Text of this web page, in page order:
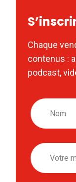
Chaque
contenus :
podcast,
Nom
Email